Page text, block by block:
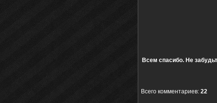
Всем спасибо. Не
Всего комментариев: 22